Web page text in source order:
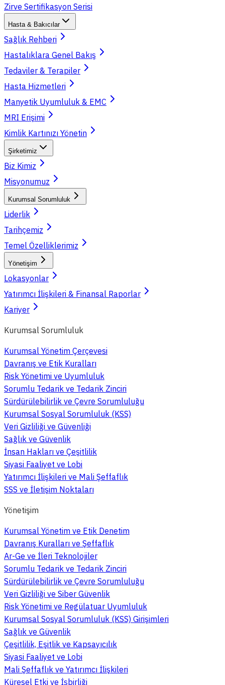
Zirve Sertifikasyon Serisi
Hasta & Bakıcılar
Sağlık Rehberi
Hastalıklara Genel Bakış
Tedaviler & Terapiler
Hasta Hizmetleri
Manyetik Uyumluluk & EMC
MRI Erişimi
Kimlik Kartınızı Yönetin
Şirketimiz
Biz Kimiz
Misyonumuz
Kurumsal Sorumluluk
Liderlik
Tarihçemiz
Temel Özelliklerimiz
Yönetişim
Lokasyonlar
Yatırımcı İlişkileri & Finansal Raporlar
Kariyer
Kurumsal Sorumluluk
Kurumsal Yönetim Çerçevesi
Davranış ve Etik Kuralları
Risk Yönetimi ve Uyumluluk
Sorumlu Tedarik ve Tedarik Zinciri
Sürdürülebilirlik ve Çevre Sorumluluğu
Kurumsal Sosyal Sorumluluk (KSS)
Veri Gizliliği ve Güvenliği
Sağlık ve Güvenlik
İnsan Hakları ve Çeşitlilik
Siyasi Faaliyet ve Lobi
Yatırımcı İlişkileri ve Mali Şeffaflık
SSS ve İletişim Noktaları
Yönetişim
Kurumsal Yönetim ve Etik Denetim
Davranış Kuralları ve Şeffaflık
Ar-Ge ve İleri Teknolojiler
Sorumlu Tedarik ve Tedarik Zinciri
Sürdürülebilirlik ve Çevre Sorumluluğu
Veri Gizliliği ve Siber Güvenlik
Risk Yönetimi ve Regülatuar Uyumluluk
Kurumsal Sosyal Sorumluluk (KSS) Girişimleri
Sağlık ve Güvenlik
Çeşitlilik, Eşitlik ve Kapsayıcılık
Siyasi Faaliyet ve Lobi
Mali Şeffaflık ve Yatırımcı İlişkileri
Küresel Etki ve İşbirliği